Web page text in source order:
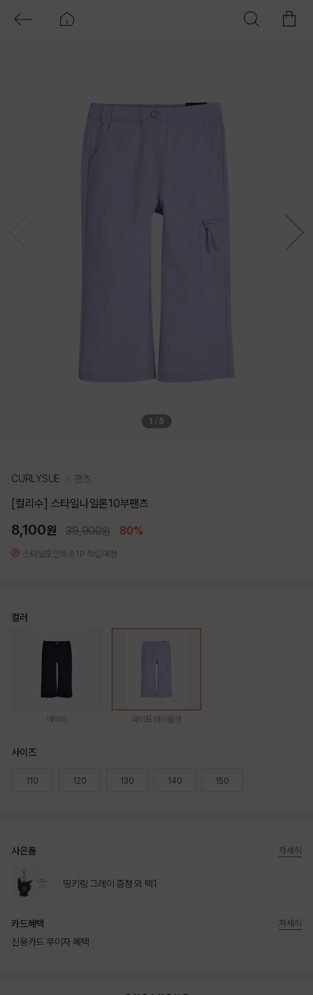
1 5
CURLYSUE 팬츠
[컬리수] 스타일나일론10부팬츠
8,100원 39,900원 80%
스타일포인트 81P 적립예정
컬러
네이비 라이트 바이올렛
사이즈
110 120 130 140 150
사은품
띵키링 그레이 증정 외 택1
자세히
카드혜택
신용카드 무이자 혜택
자세히